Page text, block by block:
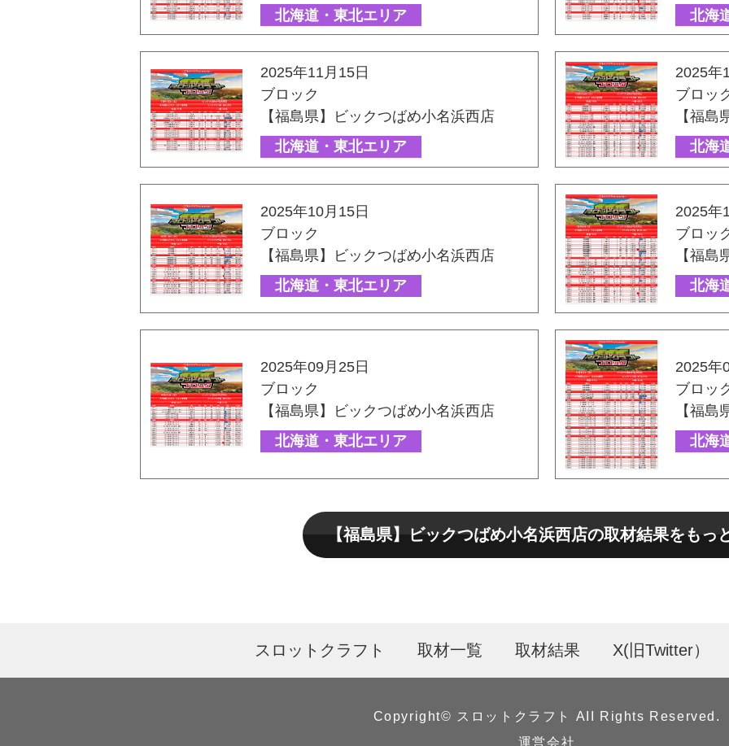
北海道・東北エリア
北海
2025年11月15日
ブロック
【福島県】ビックつばめ小名浜西店
北海道・東北エリア
2025年
ブロッ
【福
北海
2025年10月15日
ブロック
【福島県】ビックつばめ小名浜西店
北海道・東北エリア
2025年
ブロッ
【福
北海
2025年09月25日
ブロック
【福島県】ビックつばめ小名浜西店
北海道・東北エリア
2025年
ブロッ
【福
北海
【福島県】ビックつばめ小名浜西店の取材結果をもっ
スロットクラフト 取材一覧 取材結果 X(旧Twitter）
Copyright©︎ スロットクラフト AII Rights Reserved.
運営会社